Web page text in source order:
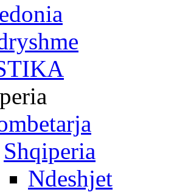
Shqiperia
Ndeshjet